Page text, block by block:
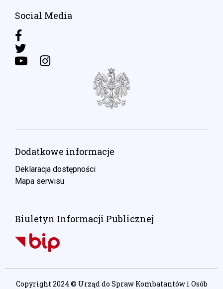
Social Media
Dodatkowe informacje
Deklaracja dostępności
Mapa serwisu
Biuletyn Informacji Publicznej
Copyright 2024 © Urząd do Spraw Kombatantów i Osób